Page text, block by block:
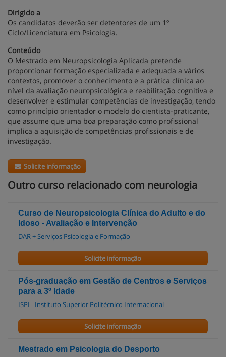
Dirigido a
Os candidatos deverão ser detentores de um 1º
Ciclo/Licenciatura em Psicologia.
Conteúdo
O Mestrado em Neuropsicologia Aplicada pretende
proporcionar formação especializada e adequada a vários
contextos, promover o conhecimento e a prática clínica ao
nível da avaliação neuropsicológica e reabilitação cognitiva e
desenvolver e estimular competências de investigação, tendo
como princípio orientador o modelo do cientista-praticante,
que assume que uma boa preparação como profissional
implica a aquisição de competências profissionais e de
investigação.
Solicite informação
Outro curso relacionado com neurologia
Curso de Neuropsicologia Clínica do Adulto e do
Idoso - Avaliação e Intervenção
DAR + Serviços Psicologia e Formação
Solicite informação
Pós-graduação em Gestão de Centros e Serviços
para a 3º Idade
ISPI - Instituto Superior Politécnico Internacional
Solicite informação
Mestrado em Psicologia do Desporto